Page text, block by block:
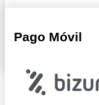
que se haya
cuenta.
Pago Móvil